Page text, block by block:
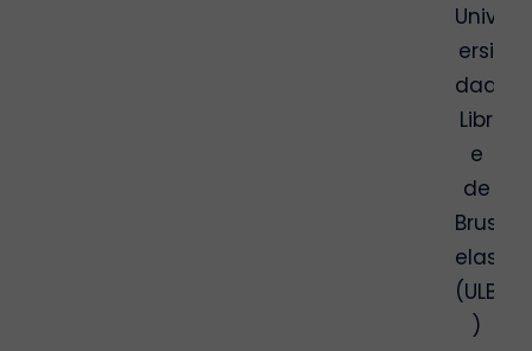
Univ
ersi
dad
Libr
e
de
Brus
elas
(ULB
)